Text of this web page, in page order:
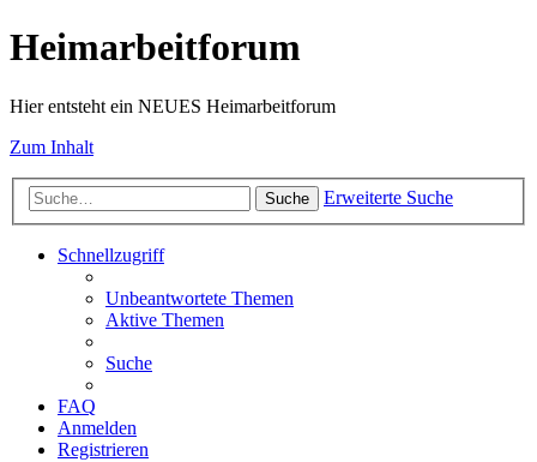
Heimarbeitforum
Hier entsteht ein NEUES Heimarbeitforum
Zum Inhalt
Suche Erweiterte Suche
Schnellzugriff
Unbeantwortete Themen
Aktive Themen
Suche
FAQ
Anmelden
Registrieren